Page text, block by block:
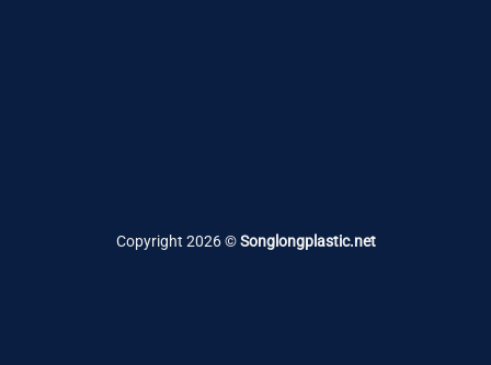
Copyright 2026 ©Songlongplastic.net